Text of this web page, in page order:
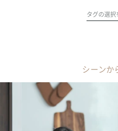
タグの選択
シーンか